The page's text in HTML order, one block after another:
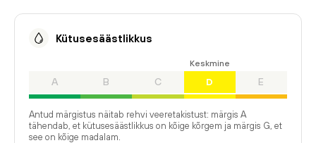
Kütusesäästlikkus
A B C
Keskmine
D E
Antud märgistus näitab rehvi veeretakistust: märgis A
tähendab, et kütusesäästlikkus on kõige kõrgem ja märgis G, et
see on kõige madalam.